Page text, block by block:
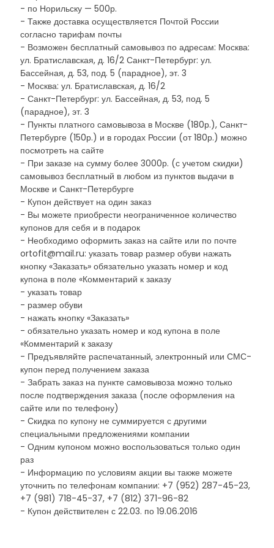
- по Норильску — 500р.
- Также доставка осуществляется Почтой России
согласно тарифам почты
- Возможен бесплатный самовывоз по адресам: Москва:
ул. Братиславская, д. 16/2 Санкт-Петербург: ул.
Бассейная, д. 53, под. 5 (парадное), эт. 3
- Москва: ул. Братиславская, д. 16/2
- Санкт-Петербург: ул. Бассейная, д. 53, под. 5
(парадное), эт. 3
- Пункты платного самовывоза в Москве (180р.), Санкт-
Петербурге (150р.) и в городах России (от 180р.) можно
посмотреть на сайте
- При заказе на сумму более 3000р. (с учетом скидки)
самовывоз бесплатный в любом из пунктов выдачи в
Москве и Санкт-Петербурге
- Купон действует на один заказ
- Вы можете приобрести неограниченное количество
купонов для себя и в подарок
- Необходимо оформить заказ на сайте или по почте
ortofit@mail.ru: указать товар размер обуви нажать
кнопку «Заказать» обязательно указать номер и код
купона в поле «Комментарий к заказу
- указать товар
- размер обуви
- нажать кнопку «Заказать»
- обязательно указать номер и код купона в поле
«Комментарий к заказу
- Предъявляйте распечатанный, электронный или СМС-
купон перед получением заказа
- Забрать заказ на пункте самовывоза можно только
после подтверждения заказа (после оформления на
сайте или по телефону)
- Скидка по купону не суммируется с другими
специальными предложениями компании
- Одним купоном можно воспользоваться только один
раз
- Информацию по условиям акции вы также можете
уточнить по телефонам компании: +7 (952) 287-45-23,
+7 (981) 718-45-37, +7 (812) 371-96-82
- Купон действителен с 22.03. по 19.06.2016